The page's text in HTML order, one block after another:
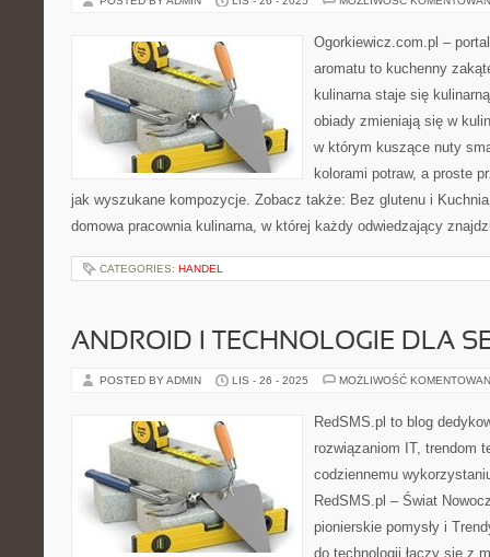
Ogorkiewicz.com.pl –
aromatu to kuchenny
kulinarna staje się
obiady zmieniają się w
w którym kuszące nuty
kolorami potraw, a proste
jak wyszukane kompozycje. Zobacz także: Bez glutenu i
domowa pracownia kulinarna, w której każdy odwiedzający
CATEGORIES: HANDEL
ANDROID I TECHNOLOGIE DLA
POSTED BY ADMIN LIS - 26 - 2025 MOŻLIWOŚĆ
RedSMS.pl to blog
rozwiązaniom IT, trendom
codziennemu
RedSMS.pl – Świat
pionierskie pomysły i
do technologii łączy się z